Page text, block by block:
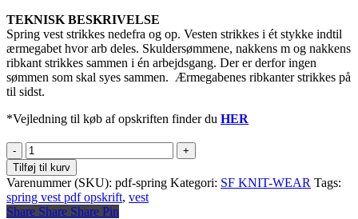
TEKNISK BESKRIVELSE
Spring vest strikkes nedefra og op. Vesten strikkes i ét stykke indtil
ærmegabet hvor arb deles. Skuldersømmene, nakkens m og nakkens
ribkant strikkes sammen i én arbejdsgang. Der er derfor ingen
sømmen som skal syes sammen. Ærmegabenes ribkanter strikkes på
til sidst.
*Vejledning til køb af opskriften finder du HER
SPRING
VEST
antal
Tilføj til kurv
Varenummer (SKU): pdf-spring Kategori: SF KNIT-WEAR Tags:
spring vest pdf opskrift, vest
Share
Share Share Share Pin